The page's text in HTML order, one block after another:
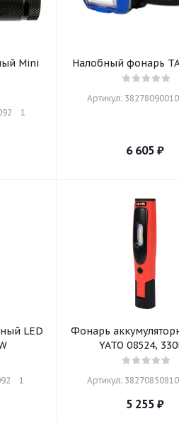
Mini
1
Налобный фонарь
Артикул:
6 605 ₽
LED
1
Фонарь
YATO 08524,
Артикул:
5 255 ₽